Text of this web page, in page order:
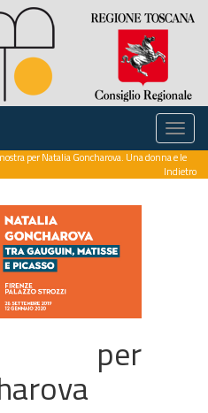
per Natalia Goncharova. Una donna e le
Indietro
per